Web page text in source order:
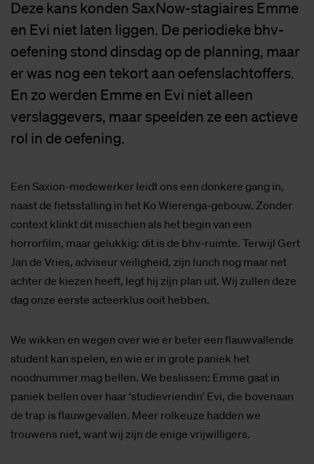
Deze kans konden SaxNow-stagiaires Emme
en Evi niet laten liggen. De periodieke bhv-
oefening stond dinsdag op de planning, maar
er was nog een tekort aan oefenslachtoffers.
En zo werden Emme en Evi niet alleen
verslaggevers, maar speelden ze een actieve
rol in de oefening.
Een Saxion-medewerker leidt ons een donkere gang in,
naast de fietsstalling in het Ko Wierenga-gebouw. Zonder
context klinkt dit misschien als het begin van een
horrorfilm, maar gelukkig: dit is de bhv-ruimte. Terwijl Gert
Jan de Vries, adviseur veiligheid, zijn lunch nog maar net
achter de kiezen heeft, legt hij zijn plan uit. Wij zullen deze
dag onze eerste acteerklus ooit hebben.
We wikken en wegen over wie er beter een flauwvallende
student kan spelen, en wie er in grote paniek het
noodnummer mag bellen. We beslissen: Emme gaat in
paniek bellen over haar ‘studievriendin’ Evi, die bovenaan
de trap is flauwgevallen. Meer rolkeuze hadden we
trouwens niet, want wij zijn de enige vrijwilligers.